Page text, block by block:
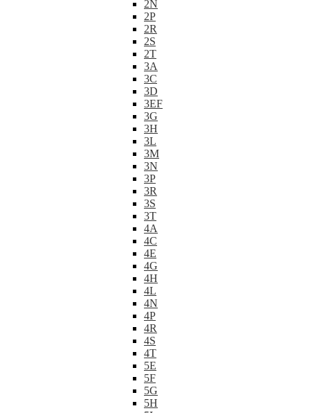
2N
2P
2R
2S
2T
3A
3C
3D
3EF
3G
3H
3L
3M
3N
3P
3R
3S
3T
4A
4C
4E
4G
4H
4L
4N
4P
4R
4S
4T
5E
5F
5G
5H